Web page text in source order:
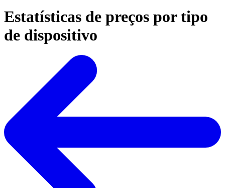
Estatísticas de preços por tipo
de dispositivo